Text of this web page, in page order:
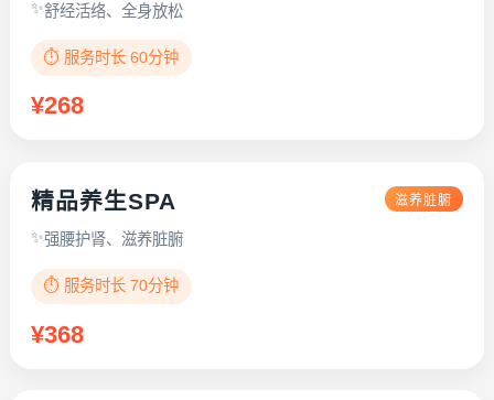
舒经活络、全身放松
⏱️ 服务时长 60分钟
¥268
精品养生SPA 滋养脏腑
强腰护肾、滋养脏腑
⏱️ 服务时长 70分钟
¥368